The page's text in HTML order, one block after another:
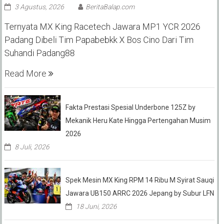
3 Agustus, 2026 BeritaBalap.com
Ternyata MX King Racetech Jawara MP1 YCR 2026
Padang Dibeli Tim Papabebkk X Bos Cino Dari Tim
Suhandi Padang88
Read More
Fakta Prestasi Spesial Underbone 125Z by
Mekanik Heru Kate Hingga Pertengahan Musim
2026
8 Juli, 2026
Spek Mesin MX King RPM 14 Ribu M Syirat Sauqi
Jawara UB150 ARRC 2026 Jepang by Subur LFN
18 Juni, 2026